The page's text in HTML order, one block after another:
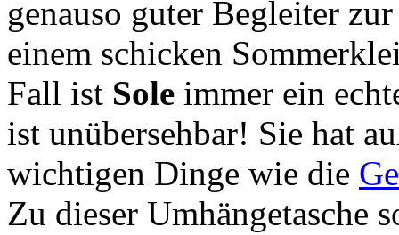
genauso guter Begleiter
einem schicken
Fall ist Sole immer ein
ist unübersehbar! Sie hat
wichtigen Dinge wie die
Zu dieser Umhängetasche